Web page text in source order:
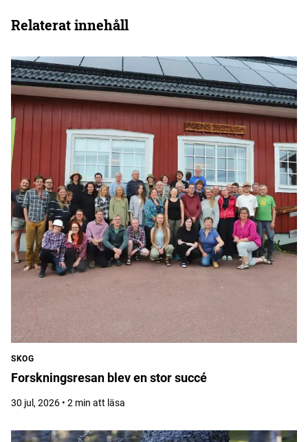
Relaterat innehåll
SKOG
Forskningsresan blev en stor succé
30 jul, 2026 • 2 min att läsa